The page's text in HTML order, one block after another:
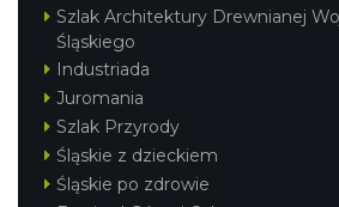
Szlak Architektury Drewnianej
Śląskiego
Industriada
Juromania
Szlak Przyrody
Śląskie z dzieckiem
Śląskie po zdrowie